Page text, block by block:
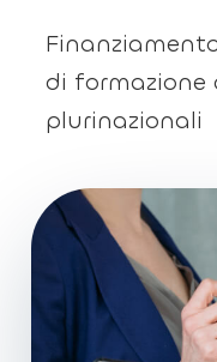
di formazione
plurinazionali